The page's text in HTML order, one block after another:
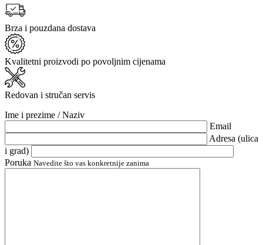
Brza i pouzdana dostava
Kvalitetni proizvodi po povoljnim cijenama
Redovan i stručan servis
Ime i prezime / Naziv
Email
Adresa (ulica
i grad)
Poruka Navedite što vas konkretnije zanima